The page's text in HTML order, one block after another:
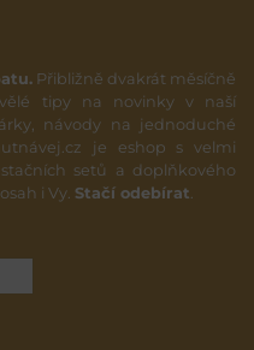
Přibližně dvakrát měsíčně
tipy na novinky v naší
návody na jednoduché
je eshop s velmi
setů a doplňkového
i Vy. Stačí odebírat.